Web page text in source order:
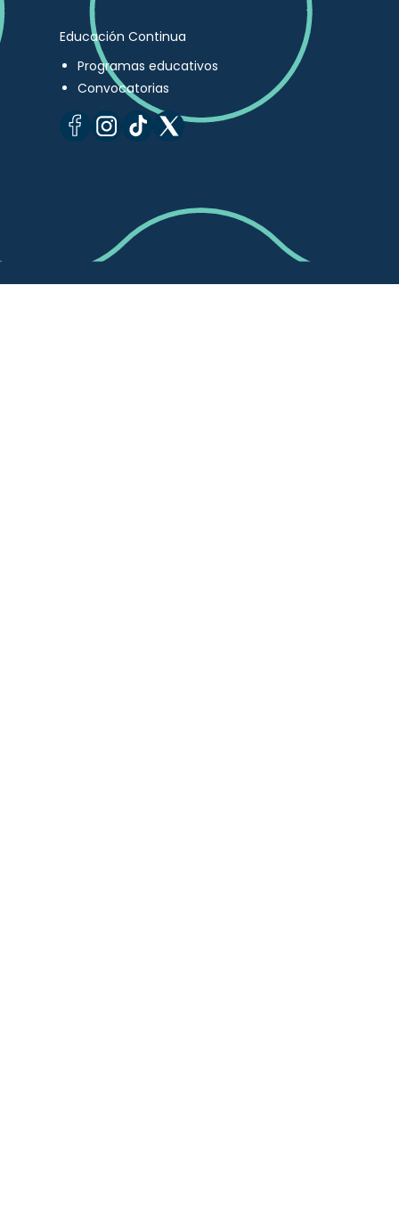
Educación Continua
Programas educativos
Convocatorias